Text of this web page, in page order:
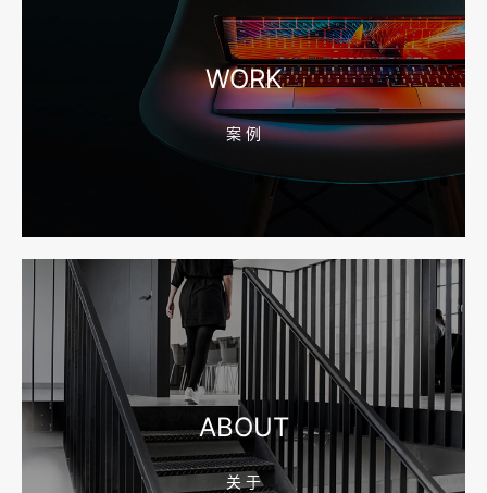
宁波高端网站建设公司推荐，移动端验收别放到最后
宁波网站建设报价怎么看？合同、源码和后台要先写清
2026-08-04 17:55:09
宁波制造业网站建设公司怎么选？先看产品询盘字段
2026-08-02 17:58:44
WORK
案 例
ABOUT
关 于